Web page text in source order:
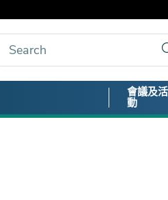
Secondary
Nav
會議及活
動